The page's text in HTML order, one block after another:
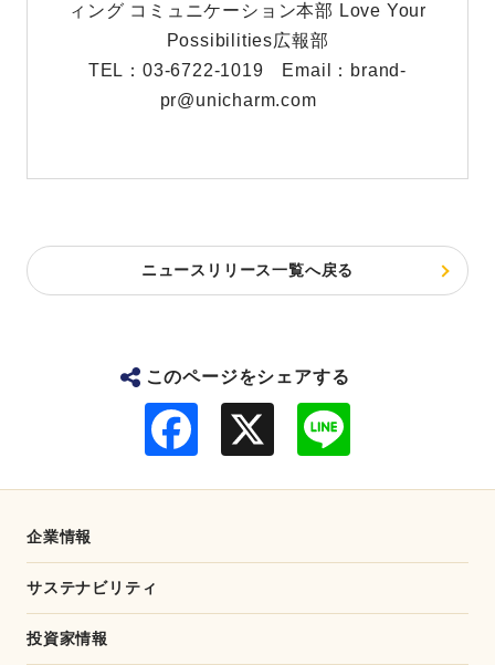
ィング コミュニケーション本部 Love Your
Possibilities広報部
TEL：03-6722-1019 Email： brand-
pr@unicharm.com
ニュースリリース一覧へ戻る
このページをシェアする
企業情報
サステナビリティ
投資家情報